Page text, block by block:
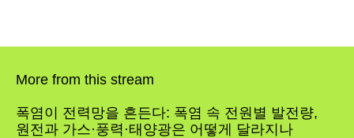
SEARCH...
Climate
More from this stream
폭염이 전력망을 흔든다: 폭염 속 전원별 발전량,
원전과 가스·풍력·태양광은 어떻게 달라지나